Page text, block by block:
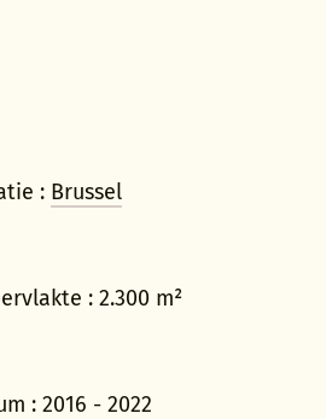
tuin en
het
: Brussel
: 2.300 m²
: 2016 - 2022